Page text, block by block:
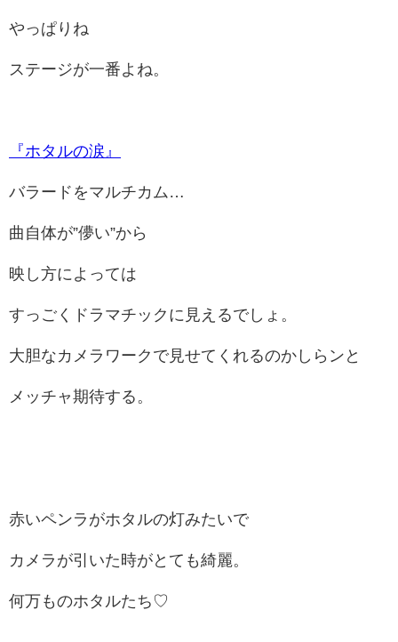
やっぱりね
ステージが一番よね。
『ホタルの涙』
バラードをマルチカム…
曲自体が”儚い”から
映し方によっては
すっごくドラマチックに見えるでしょ。
大胆なカメラワークで見せてくれるのかしらンと
メッチャ期待する。
赤いペンラがホタルの灯みたいで
カメラが引いた時がとても綺麗。
何万ものホタルたち♡